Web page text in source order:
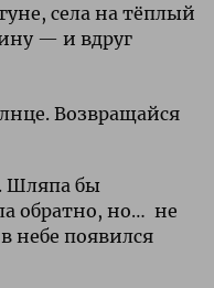
села на тёплый
— и вдруг
Возвращайся
Шляпа бы
обратно, но… не
небе появился